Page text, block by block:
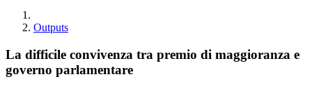
Outputs
La difficile convivenza tra premio di maggioranza e
governo parlamentare